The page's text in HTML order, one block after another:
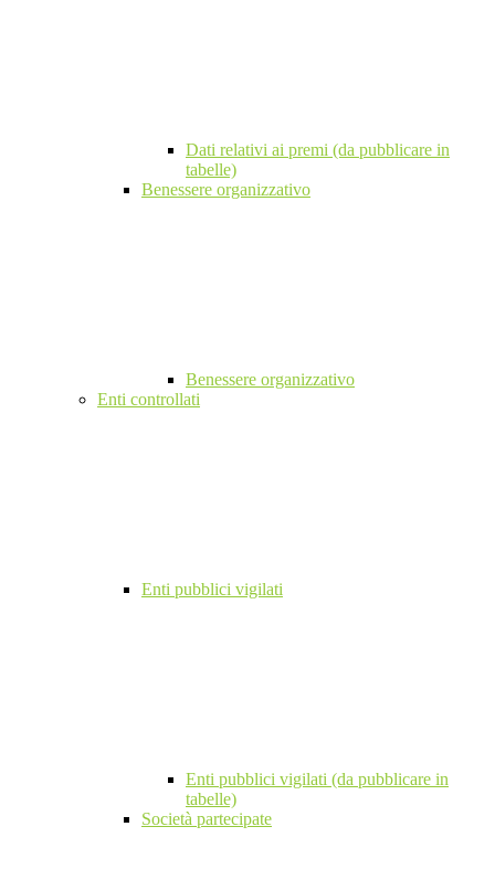
Dati relativi ai premi (da pubblicare in
tabelle)
Benessere organizzativo
Benessere organizzativo
Enti controllati
Enti pubblici vigilati
Enti pubblici vigilati (da pubblicare in
tabelle)
Società partecipate